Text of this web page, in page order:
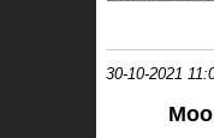
30-10-2021